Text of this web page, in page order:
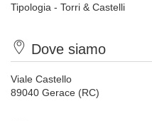
Tipologia - Torri & Castelli
Dove siamo
Viale Castello
89040 Gerace (RC)